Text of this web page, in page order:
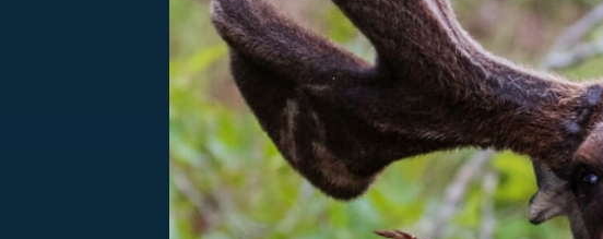
světová válka
Výročí
MARIE TEREZIE
NAPOLEON
BONAPARTE
BRITSKÁ
KRÁLOVSKÁ